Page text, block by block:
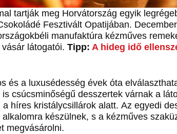
tartják meg Horvátország egyik
Fesztivált Opatijában.
manufaktúra kézműves
látogatói. Tipp: A hideg idő
és a luxusédesség évek óta
csúcsminőségű desszertek várnak a
a híres kristálycsillárok alatt. Az egyedi
készülnek, s a kézműves
megvásárolni.